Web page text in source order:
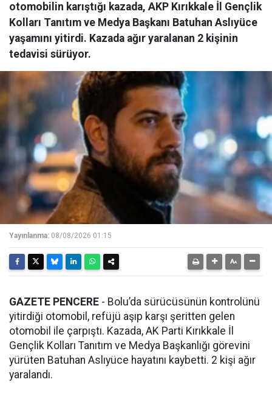
otomobilin karıştığı kazada, AKP Kırıkkale İl Gençlik
Kolları Tanıtım ve Medya Başkanı Batuhan Aslıyüce
yaşamını yitirdi. Kazada ağır yaralanan 2 kişinin
tedavisi sürüyor.
Yayınlanma: 08/08/2026 01:15
GAZETE PENCERE - Bolu’da sürücüsünün kontrolünü
yitirdiği otomobil, refüjü aşıp karşı şeritten gelen
otomobil ile çarpıştı. Kazada, AK Parti Kırıkkale İl
Gençlik Kolları Tanıtım ve Medya Başkanlığı görevini
yürüten Batuhan Aslıyüce hayatını kaybetti. 2 kişi ağır
yaralandı.